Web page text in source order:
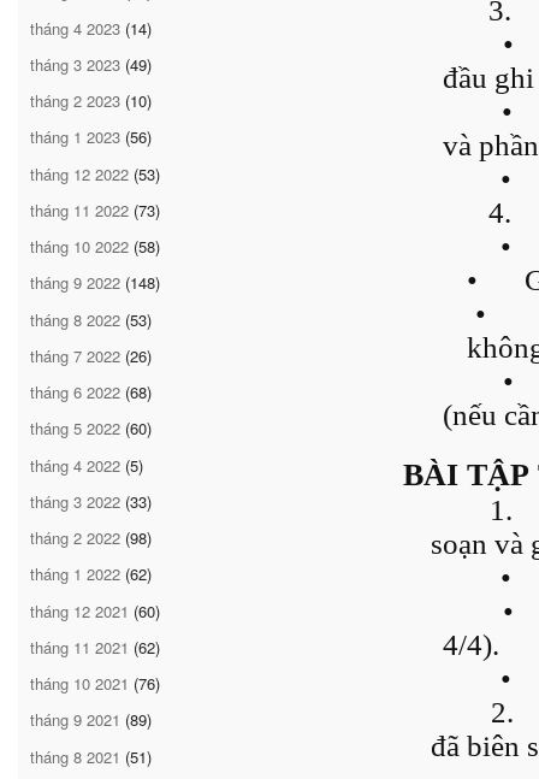
tháng 4 2023 (14)
tháng 3 2023 (49)
tháng 2 2023 (10)
tháng 1 2023 (56)
tháng 12 2022 (53)
tháng 11 2022 (73)
tháng 10 2022 (58)
tháng 9 2022 (148)
tháng 8 2022 (53)
tháng 7 2022 (26)
tháng 6 2022 (68)
tháng 5 2022 (60)
tháng 4 2022 (5)
tháng 3 2022 (33)
tháng 2 2022 (98)
tháng 1 2022 (62)
tháng 12 2021 (60)
tháng 11 2021 (62)
tháng 10 2021 (76)
tháng 9 2021 (89)
tháng 8 2021 (51)
3.
•
đầu ghi
•
và
•
4.
•
•
•
•
(nếu
BÀI TẬP
1.
soạn và
•
•
4/4).
•
2.
đã biên